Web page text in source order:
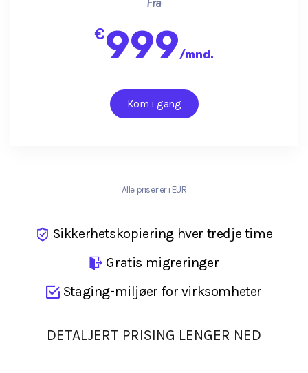
€999/mnd.
Kom i gang
Alle priser er i EUR
Sikkerhetskopiering hver tredje time
Gratis migreringer
Staging-miljøer for virksomheter
DETALJERT PRISING LENGER NED